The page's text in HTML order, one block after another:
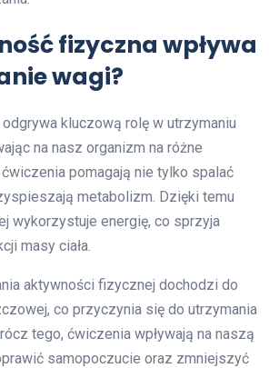
fizyczna wpływa
wagi?
kluczową rolę w utrzymaniu
na nasz organizm na różne
pomagają nie tylko spalać
metabolizm. Dzięki temu
wykorzystuje energię, co sprzyja
masy ciała.
aktywności fizycznej dochodzi do
co przyczynia się do utrzymania
tego, ćwiczenia wpływają na naszą
samopoczucie oraz zmniejszyć